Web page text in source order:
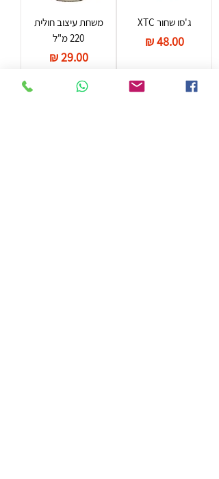
ג'סו שחור XTC
מחיר‏48.00 ‏₪
הוספה לסל
משחת עיצוב חולית
220 מ"ל
מחיר‏29.00 ‏₪
הוספה לסל